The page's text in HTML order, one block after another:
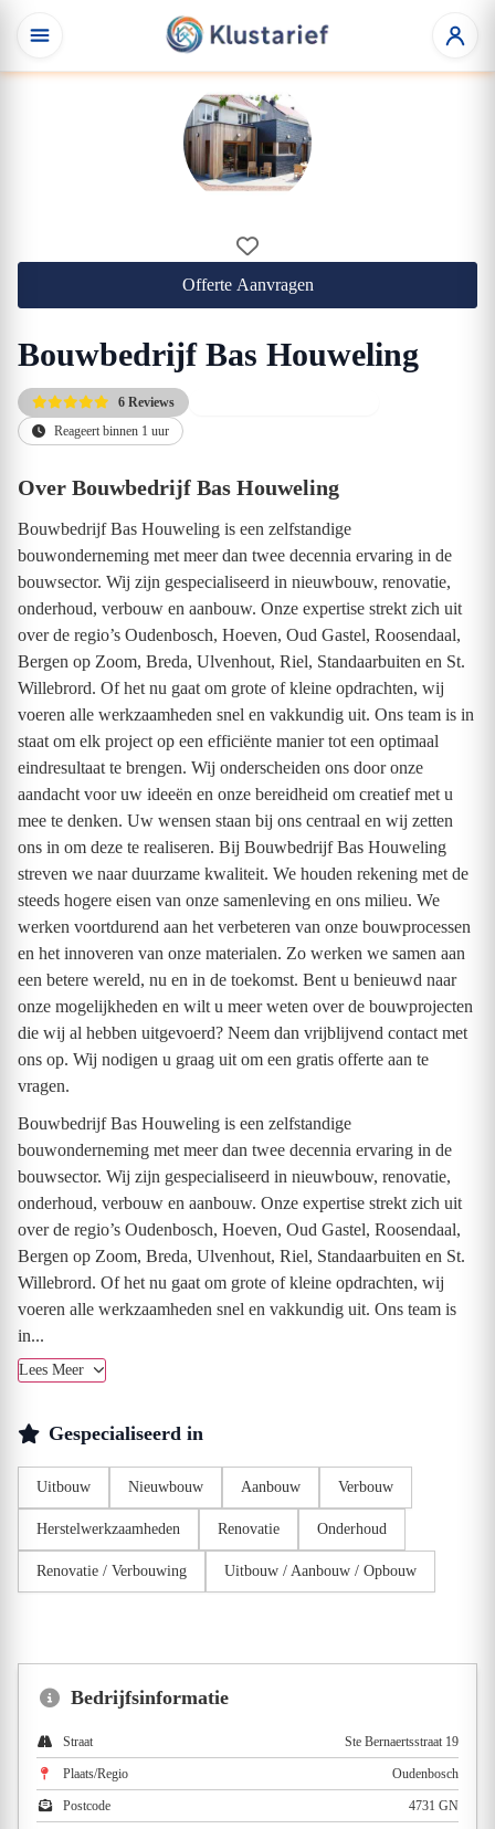
Offerte Aanvragen
Bouwbedrijf Bas Houweling
6 Reviews
Reageert binnen 1 uur
Over Bouwbedrijf Bas Houweling
Bouwbedrijf Bas Houweling is een zelfstandige
bouwonderneming met meer dan twee decennia ervaring in de
bouwsector. Wij zijn gespecialiseerd in nieuwbouw, renovatie,
onderhoud, verbouw en aanbouw. Onze expertise strekt zich uit
over de regio’s Oudenbosch, Hoeven, Oud Gastel, Roosendaal,
Bergen op Zoom, Breda, Ulvenhout, Riel, Standaarbuiten en St.
Willebrord. Of het nu gaat om grote of kleine opdrachten, wij
voeren alle werkzaamheden snel en vakkundig uit. Ons team is in
staat om elk project op een efficiënte manier tot een optimaal
eindresultaat te brengen. Wij onderscheiden ons door onze
aandacht voor uw ideeën en onze bereidheid om creatief met u
mee te denken. Uw wensen staan bij ons centraal en wij zetten
ons in om deze te realiseren. Bij Bouwbedrijf Bas Houweling
streven we naar duurzame kwaliteit. We houden rekening met de
steeds hogere eisen van onze samenleving en ons milieu. We
werken voortdurend aan het verbeteren van onze bouwprocessen
en het innoveren van onze materialen. Zo werken we samen aan
een betere wereld, nu en in de toekomst. Bent u benieuwd naar
onze mogelijkheden en wilt u meer weten over de bouwprojecten
die wij al hebben uitgevoerd? Neem dan vrijblijvend contact met
ons op. Wij nodigen u graag uit om een gratis offerte aan te
vragen.
Bouwbedrijf Bas Houweling is een zelfstandige
bouwonderneming met meer dan twee decennia ervaring in de
bouwsector. Wij zijn gespecialiseerd in nieuwbouw, renovatie,
onderhoud, verbouw en aanbouw. Onze expertise strekt zich uit
over de regio’s Oudenbosch, Hoeven, Oud Gastel, Roosendaal,
Bergen op Zoom, Breda, Ulvenhout, Riel, Standaarbuiten en St.
Willebrord. Of het nu gaat om grote of kleine opdrachten, wij
voeren alle werkzaamheden snel en vakkundig uit. Ons team is
in...
Lees Meer
Gespecialiseerd in
Uitbouw Nieuwbouw Aanbouw Verbouw
Herstelwerkzaamheden Renovatie Onderhoud
Renovatie / Verbouwing Uitbouw / Aanbouw / Opbouw
Bedrijfsinformatie
Straat Ste Bernaertsstraat 19
Plaats/Regio Oudenbosch
Postcode 4731 GN